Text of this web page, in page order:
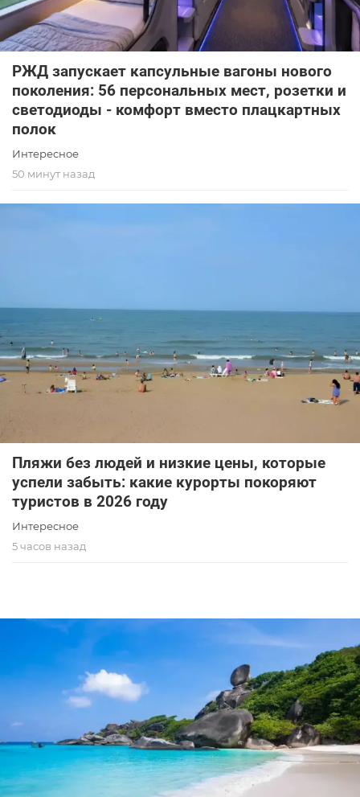
РЖД запускает капсульные вагоны нового
поколения: 56 персональных мест, розетки и
светодиоды - комфорт вместо плацкартных
полок
Интересное
50 минут назад
Пляжи без людей и низкие цены, которые
успели забыть: какие курорты покоряют
туристов в 2026 году
Интересное
5 часов назад